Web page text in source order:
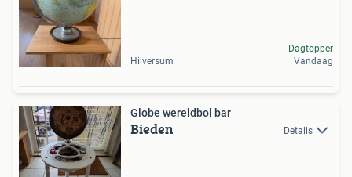
Hilversum
Dagtopper
Vandaag
Globe wereldbol bar
Bieden Details